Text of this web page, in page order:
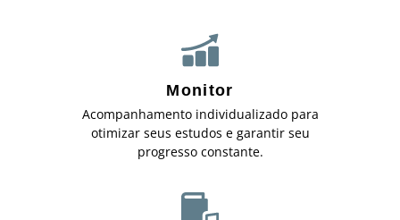
Monitor
Acompanhamento individualizado para
otimizar seus estudos e garantir seu
progresso constante.